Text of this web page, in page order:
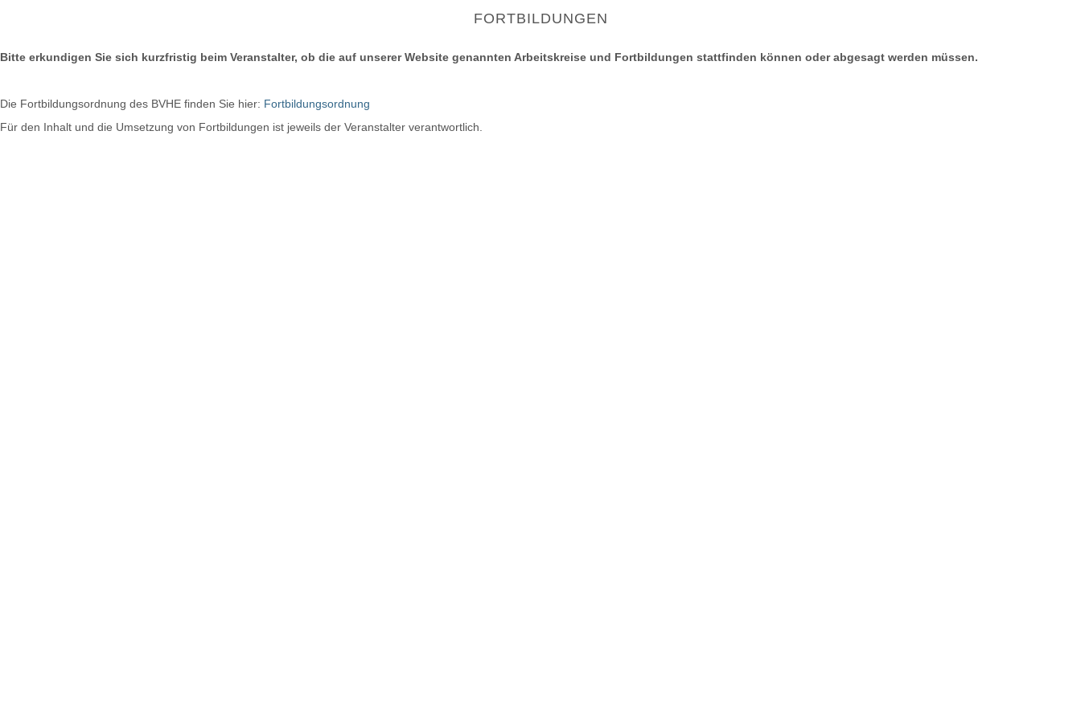
FORTBILDUNGEN
Bitte erkundigen Sie sich kurzfristig beim Veranstalter, ob die auf unserer Website genannten Arbeitskreise und Fortbildungen stattfinden können oder abgesagt werden müssen.
Die Fortbildungsordnung des BVHE finden Sie hier: Fortbildungsordnung
Für den Inhalt und die Umsetzung von Fortbildungen ist jeweils der Veranstalter verantwortlich.